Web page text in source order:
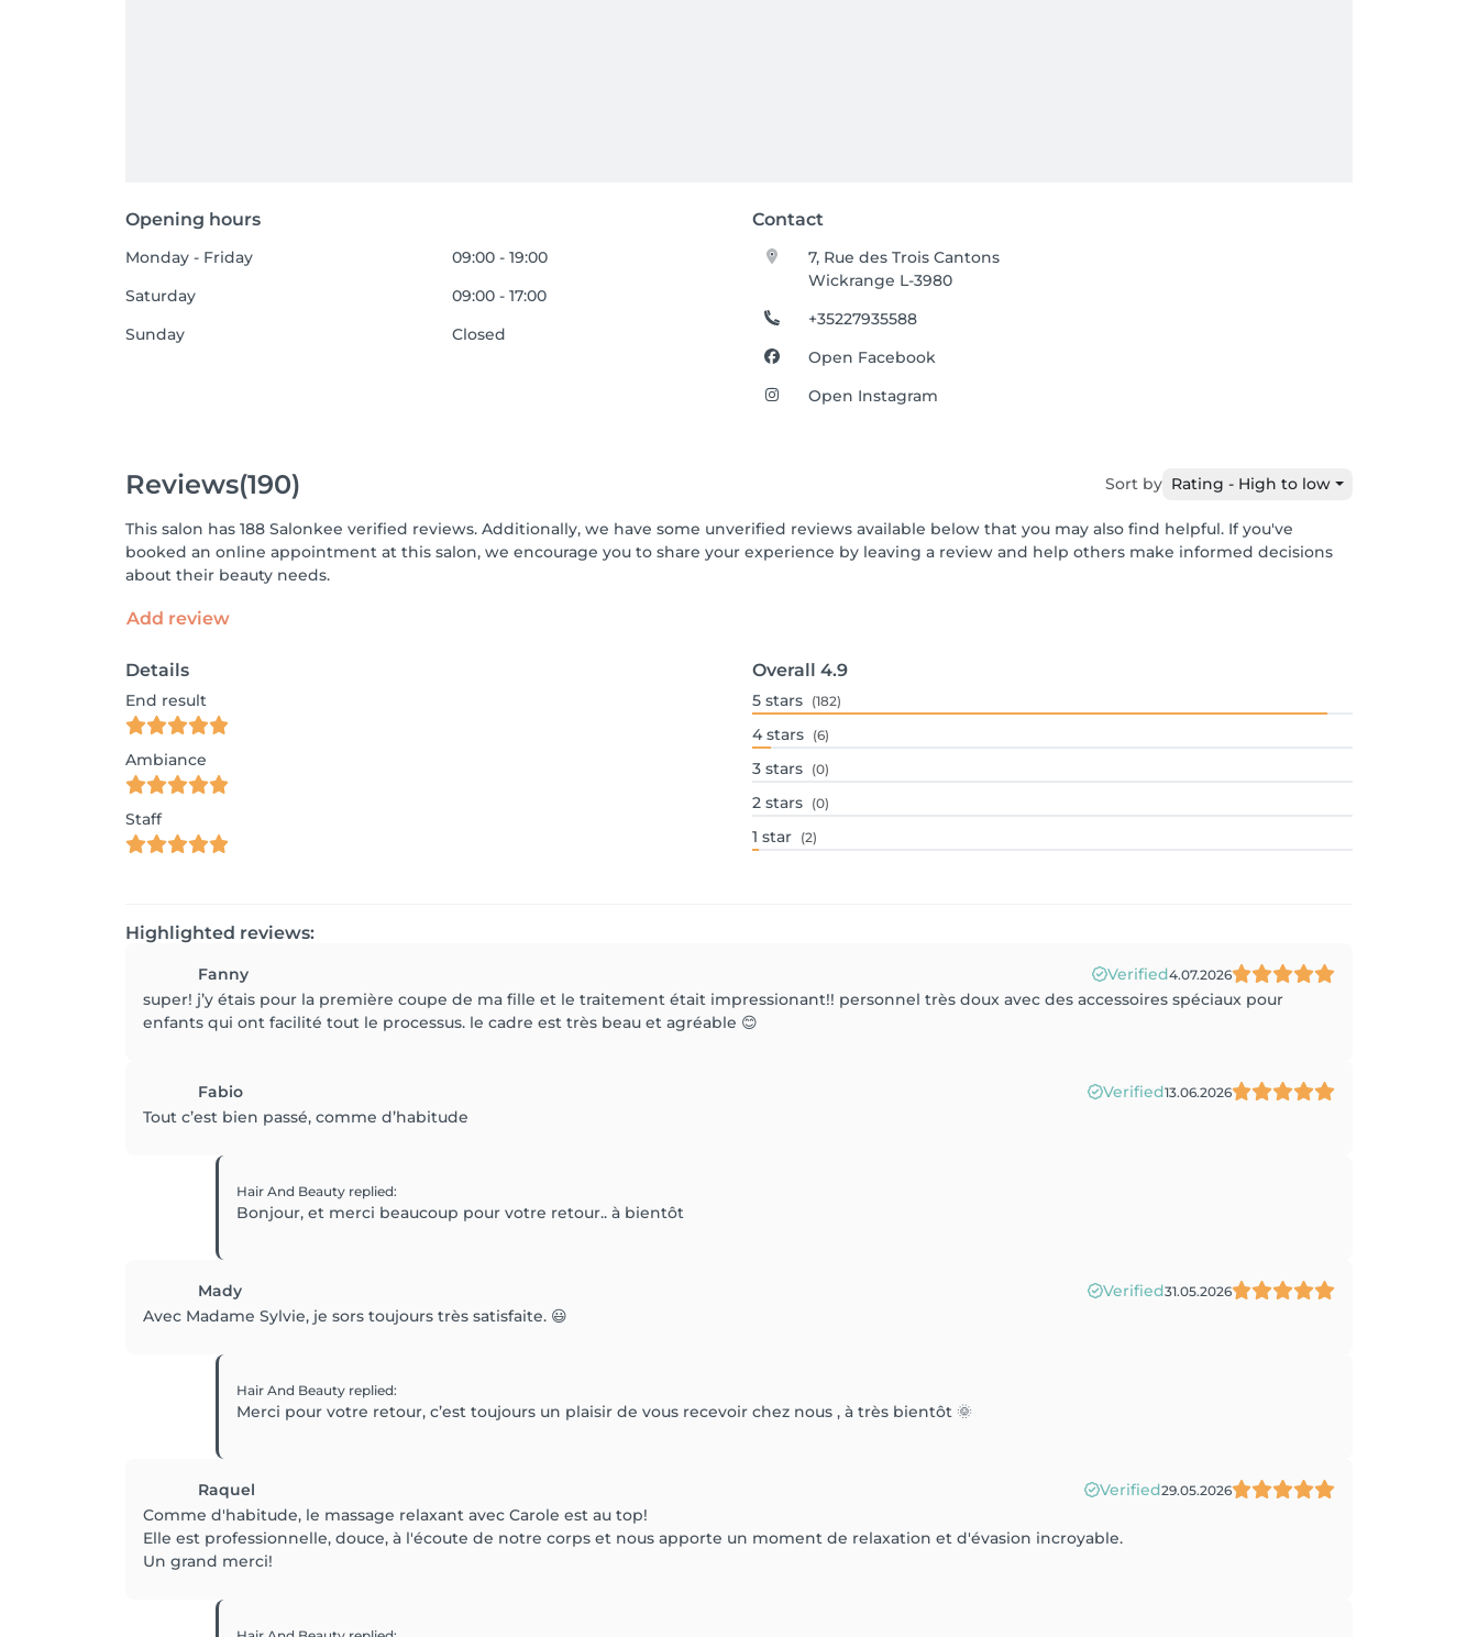
Opening hours Contact
Monday - Friday
09:00 - 19:00
Saturday
09:00 - 17:00
Sunday
Closed
7, Rue des Trois Cantons
Wickrange L-3980
+35227935588
Open Facebook
Open Instagram
Reviews(190) Sort by Rating - High to low
This salon has 188 Salonkee verified reviews. Additionally, we have some unverified reviews available below that you may also find helpful. If you've
booked an online appointment at this salon, we encourage you to share your experience by leaving a review and help others make informed decisions
about their beauty needs.
Add review
Details
End result
Ambiance
Staff
Overall 4.9
5 stars (182)
4 stars (6)
3 stars (0)
2 stars (0)
1 star (2)
Highlighted reviews:
Fanny Verified4.07.2026
super! j’y étais pour la première coupe de ma fille et le traitement était impressionant!! personnel très doux avec des accessoires spéciaux pour
enfants qui ont facilité tout le processus. le cadre est très beau et agréable 😊
Fabio Verified13.06.2026
Tout c’est bien passé, comme d’habitude
Hair And Beauty replied:
Bonjour, et merci beaucoup pour votre retour.. à bientôt
Mady Verified31.05.2026
Avec Madame Sylvie, je sors toujours très satisfaite. 😃
Hair And Beauty replied:
Merci pour votre retour, c’est toujours un plaisir de vous recevoir chez nous , à très bientôt 🌞
Raquel Verified29.05.2026
Comme d'habitude, le massage relaxant avec Carole est au top!
Elle est professionnelle, douce, à l'écoute de notre corps et nous apporte un moment de relaxation et d'évasion incroyable.
Un grand merci!